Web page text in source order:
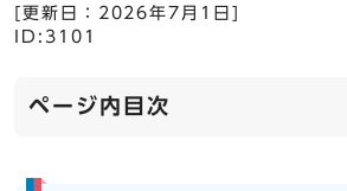
[更新日： 2026年7月1日
ID:3101
ページ内目次